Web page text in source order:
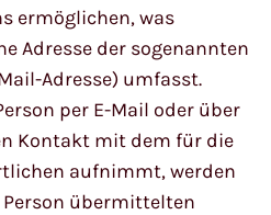
ermöglichen, was
Adresse der sogenannten
Adresse) umfasst.
per E-Mail oder über
Kontakt mit dem für die
aufnimmt, werden
übermittelten